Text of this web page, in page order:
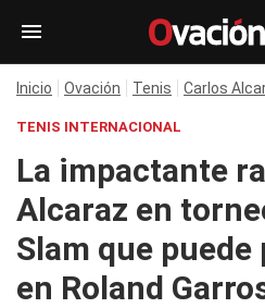
Inicio Ovación Tenis Carlos
TENIS INTERNACIONAL
La impactante
Alcaraz en
Slam que
en Roland